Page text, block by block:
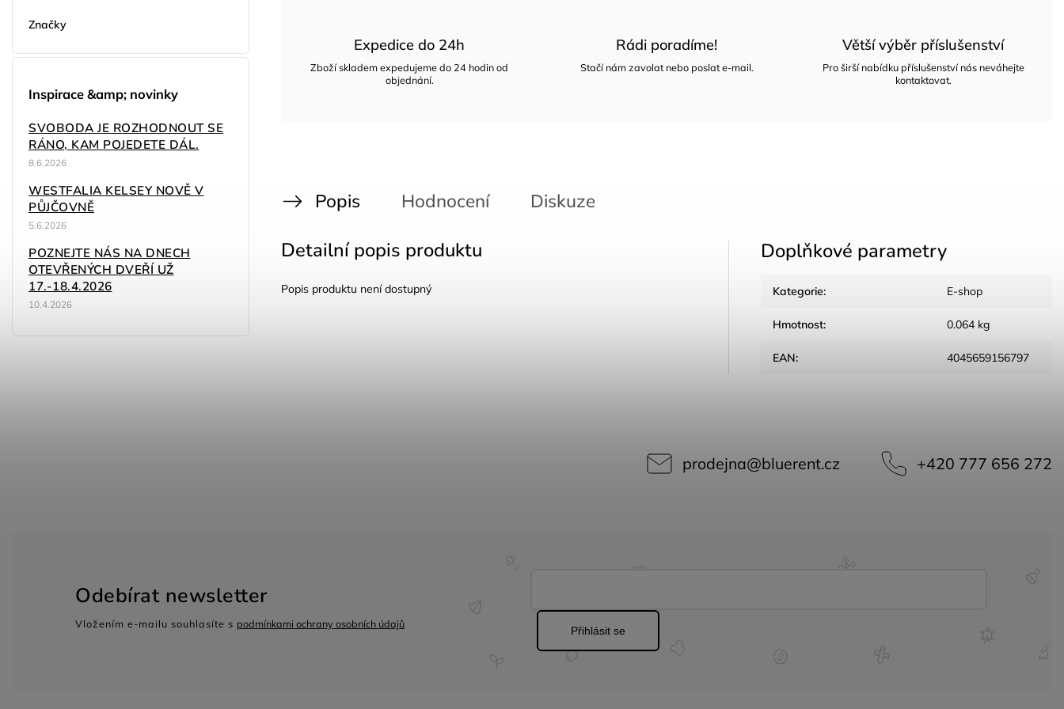
Značky
Inspirace &amp; novinky
SVOBODA JE ROZHODNOUT SE
RÁNO, KAM POJEDETE DÁL.
8.6.2026
WESTFALIA KELSEY NOVĚ V
PŮJČOVNĚ
5.6.2026
POZNEJTE NÁS NA DNECH
OTEVŘENÝCH DVEŘÍ UŽ
17.-18.4.2026
10.4.2026
Expedice do 24h
Zboží skladem expedujeme do 24 hodin od
objednání.
Rádi poradíme!
Stačí nám zavolat nebo poslat e-mail.
Větší výběr příslušenství
Pro širší nabídku příslušenství nás neváhejte
kontaktovat.
Popis Hodnocení Diskuze
Detailní popis produktu
Popis produktu není dostupný
Doplňkové parametry
Kategorie: E-shop
Hmotnost: 0.064 kg
EAN: 4045659156797
prodejna@bluerent.cz +420 777 656 272
Odebírat newsletter
Vložením e-mailu souhlasíte s podmínkami ochrany osobních údajů
Přihlásit se